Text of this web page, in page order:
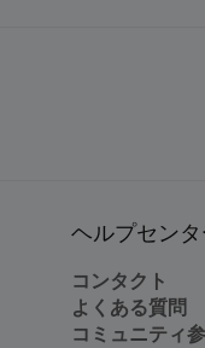
ヘルプセンタ
コンタクト
よくある質問
コミュニティ